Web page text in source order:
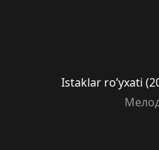
Istaklar ro’yxati